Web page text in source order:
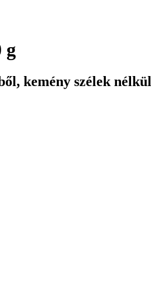
g
kemény szélek nélkül